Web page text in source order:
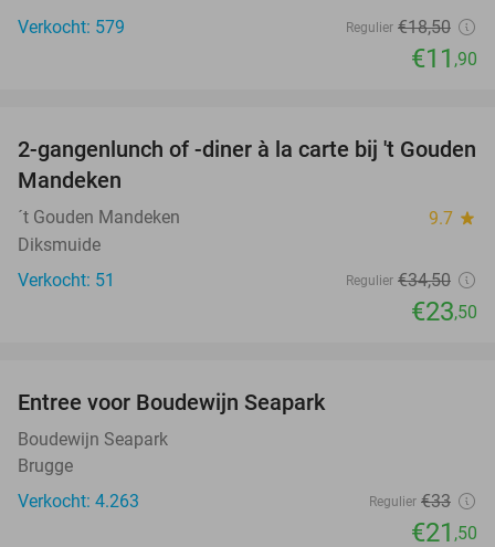
Verkocht: 579
Regulier €18,50
€11 ,90
32%
2-gangenlunch of -diner à la carte bij 't Gouden
Mandeken
´t Gouden Mandeken 9.7 star
Diksmuide
Verkocht: 51
Regulier €34,50
€23,50
Entree voor Boudewijn Seapark
Boudewijn Seapark
Brugge
Verkocht: 4.263
Regulier €33
€21 ,50